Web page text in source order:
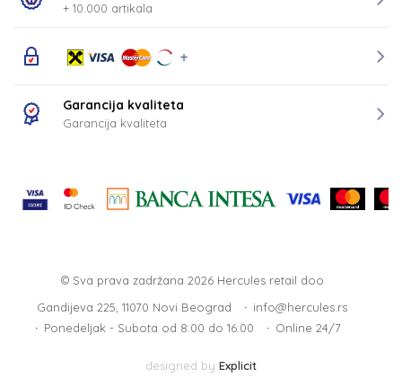
+ 10.000 artikala
Garancija kvaliteta
Garancija kvaliteta
© Sva prava zadržana 2026Hercules retail doo
Gandijeva 225, 11070 Novi Beograd
info@hercules.rs
Ponedeljak - Subota od 8:00 do 16:00
Online 24/7
designed by Explicit